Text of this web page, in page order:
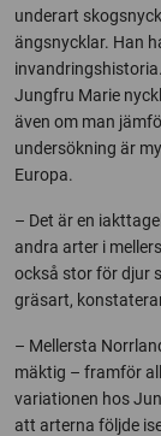
underart
ängsnycklar. Han
Jungfru Marie
även om man
undersökning är
Europa.
– Det är en
andra arter i
också stor för djur
gräsart,
– Mellersta
mäktig – framför
variationen hos
att arterna följde